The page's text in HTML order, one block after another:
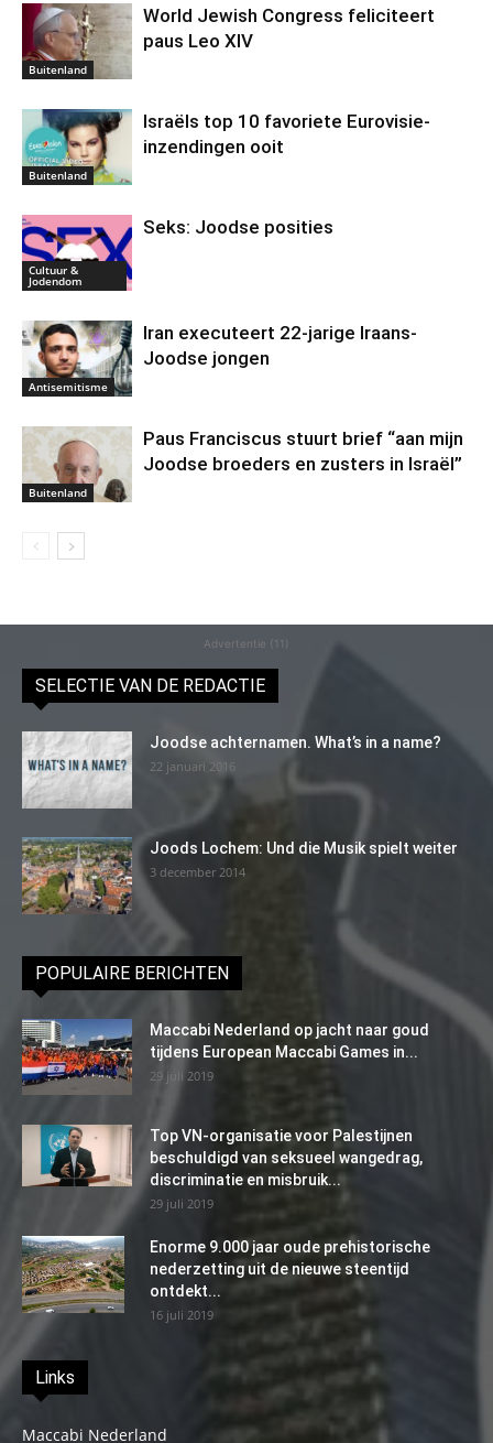
Buitenland
World Jewish Congress feliciteert
paus Leo XIV
Buitenland
Israëls top 10 favoriete Eurovisie-
inzendingen ooit
Cultuur &
Jodendom
Seks: Joodse posities
Antisemitisme
Iran executeert 22-jarige Iraans-
Joodse jongen
Buitenland
Paus Franciscus stuurt brief “aan mijn
Joodse broeders en zusters in Israël”
Advertentie (11)
SELECTIE VAN DE REDACTIE
Joodse achternamen. What’s in a name?
22 januari 2016
Joods Lochem: Und die Musik spielt weiter
3 december 2014
POPULAIRE BERICHTEN
Maccabi Nederland op jacht naar goud
tijdens European Maccabi Games in...
29 juli 2019
Top VN-organisatie voor Palestijnen
beschuldigd van seksueel wangedrag,
discriminatie en misbruik...
29 juli 2019
Enorme 9.000 jaar oude prehistorische
nederzetting uit de nieuwe steentijd
ontdekt...
16 juli 2019
Links
Maccabi Nederland